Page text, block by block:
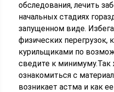
обследования, лечить
начальных стадиях
запущенном виде.
физических перегрузок,
курильщиками по
сведите к
ознакомиться с
возникает астма и как